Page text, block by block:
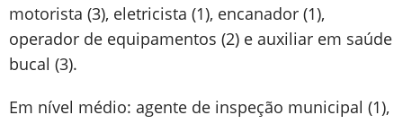
motorista (3), eletricista (1), encanador (1),
operador de equipamentos (2) e auxiliar em saúde
bucal (3).
Em nível médio: agente de inspeção municipal (1),